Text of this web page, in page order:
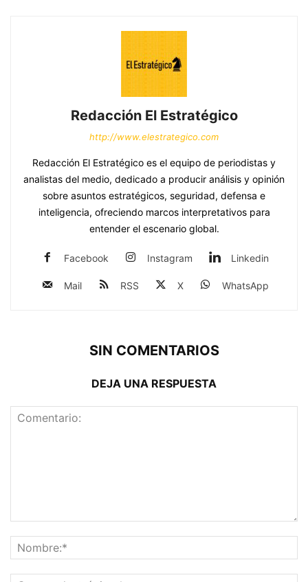
Redacción El Estratégico
http://www.elestrategico.com
Redacción El Estratégico es el equipo de periodistas y
analistas del medio, dedicado a producir análisis y opinión
sobre asuntos estratégicos, seguridad, defensa e
inteligencia, ofreciendo marcos interpretativos para
entender el escenario global.
Facebook Instagram Linkedin
Mail RSS X WhatsApp
SIN COMENTARIOS
DEJA UNA RESPUESTA